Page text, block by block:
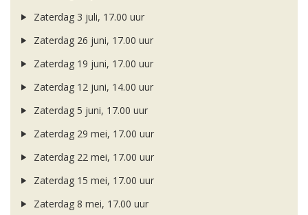
Zaterdag 3 juli, 17.00 uur
Zaterdag 26 juni, 17.00 uur
Zaterdag 19 juni, 17.00 uur
Zaterdag 12 juni, 14.00 uur
Zaterdag 5 juni, 17.00 uur
Zaterdag 29 mei, 17.00 uur
Zaterdag 22 mei, 17.00 uur
Zaterdag 15 mei, 17.00 uur
Zaterdag 8 mei, 17.00 uur